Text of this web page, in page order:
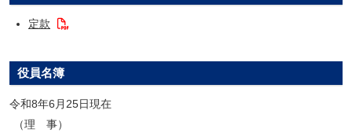
定款
役員名簿
令和8年6月25日現在
（理 事）